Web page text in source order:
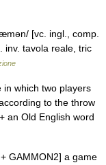
[vc. ingl., comp.
inv. tavola reale, tric
which two players
to the throw
an Old English word
GAMMON2] a game